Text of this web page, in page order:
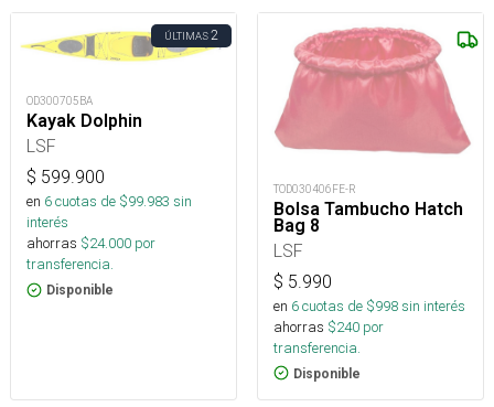
ÚLTIMAS2
OD300705BA
Kayak Dolphin
LSF
$ 599.900
en 6cuotas de $99.983 sin
interés
ahorras $24.000 por
transferencia.
Disponible
TOD030406FE-R
Bolsa Tambucho Hatch
Bag 8
LSF
$ 5.990
en 6cuotas de $998sin interés
ahorras $240 por
transferencia.
Disponible